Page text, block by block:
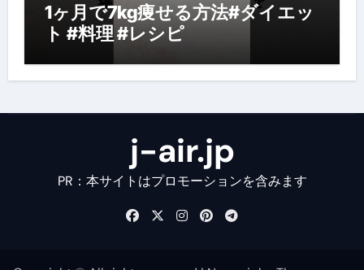
1ヶ月で7kg痩せる方法#ダイエッ
ト #料理 #レシピ
j-air.jp
PR：本サイトはプロモーションを含みます